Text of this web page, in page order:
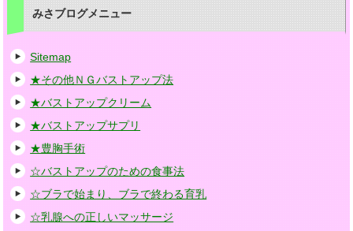
みさブログメニュー
Sitemap
★その他ＮＧバストアップ法
★バストアップクリーム
★バストアップサプリ
★豊胸手術
☆バストアップのための食事法
☆ブラで始まり、ブラで終わる育乳
☆乳腺への正しいマッサージ